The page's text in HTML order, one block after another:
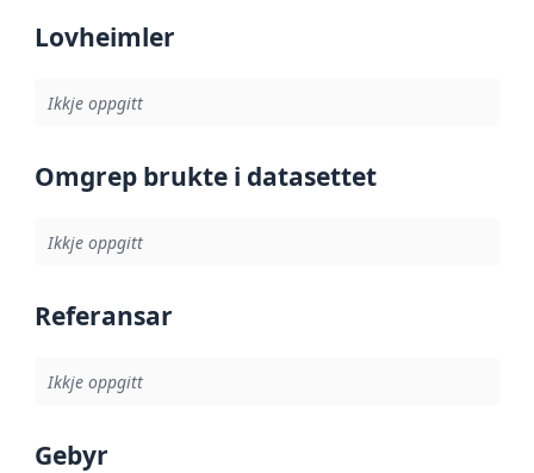
Lovheimler
Ikkje oppgitt
Omgrep brukte i datasettet
Ikkje oppgitt
Referansar
Ikkje oppgitt
Gebyr